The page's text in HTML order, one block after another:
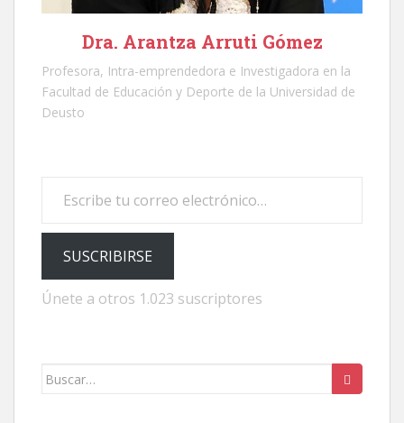
Dra. Arantza Arruti Gómez
Profesora, Intra-emprendedora e Investigadora en la
Facultad de Educación y Deporte de la Universidad de
Deusto
SUSCRIBIRSE
Únete a otros 1.023 suscriptores
Buscar: